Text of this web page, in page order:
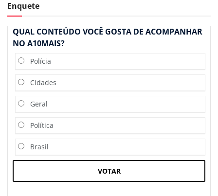
Enquete
QUAL CONTEÚDO VOCÊ GOSTA DE ACOMPANHAR
NO A10MAIS?
Polícia
Cidades
Geral
Política
Brasil
VOTAR